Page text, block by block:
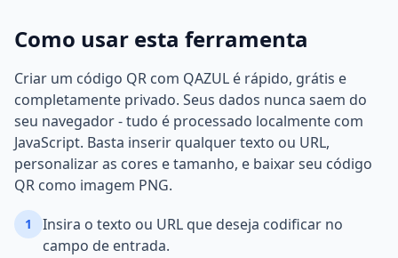
Como usar esta ferramenta
Criar um código QR com QAZUL é rápido, grátis e
completamente privado. Seus dados nunca saem do
seu navegador - tudo é processado localmente com
JavaScript. Basta inserir qualquer texto ou URL,
personalizar as cores e tamanho, e baixar seu código
QR como imagem PNG.
1
Insira o texto ou URL que deseja codificar no
campo de entrada.